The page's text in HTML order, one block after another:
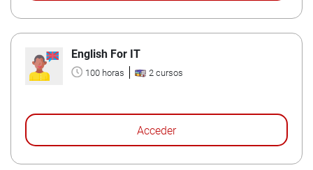
English For IT
100 horas 2 cursos
Acceder